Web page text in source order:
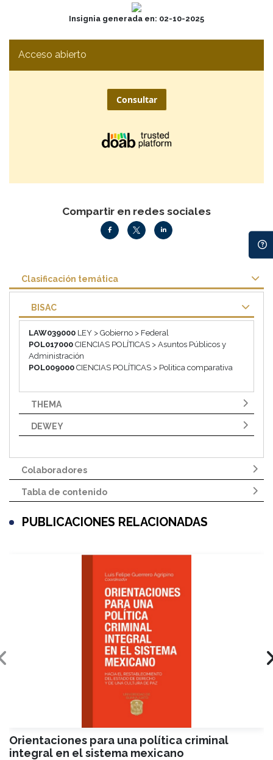
Insignia generada en: 02-10-2025
Acceso abierto
Consultar
Compartir en redes sociales
Clasificación temática
BISAC
LAW039000 LEY > Gobierno > Federal
POL017000 CIENCIAS POLÍTICAS > Asuntos Públicos y
Administración
POL009000 CIENCIAS POLÍTICAS > Politica comparativa
THEMA
DEWEY
Colaboradores
Tabla de contenido
PUBLICACIONES RELACIONADAS
Orientaciones para una política criminal
integral en el sistema mexicano